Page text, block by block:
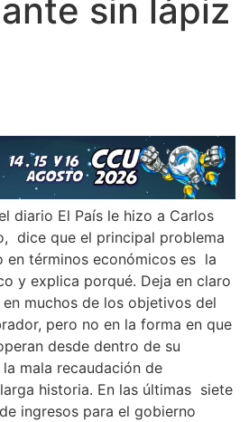
sin lápiz
diario El País le hizo a Carlos
dice que el principal problema
términos económicos es la
y explica porqué. Deja en claro
muchos de los objetivos del
pero no en la forma en que
desde dentro de su
mala recaudación de
historia. En las últimas siete
ingresos para el gobierno